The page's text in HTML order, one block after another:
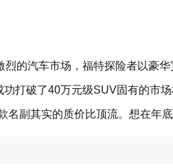
的汽车市场，福特探险者以豪华
功打破了40万元级SUV固有的市
名副其实的质价比顶流。想在年